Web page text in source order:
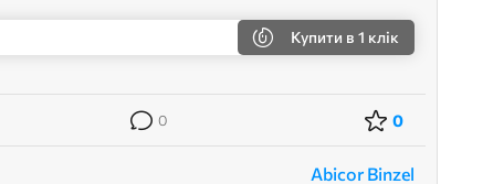
Купити в 1 клік
0 0
Abicor Binzel